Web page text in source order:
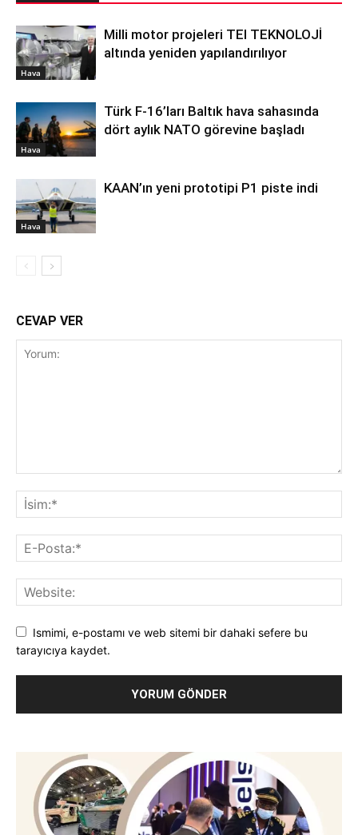
Hava
Milli motor projeleri TEI TEKNOLOJİ
altında yeniden yapılandırılıyor
Hava
Türk F-16’ları Baltık hava sahasında
dört aylık NATO görevine başladı
Hava
KAAN’ın yeni prototipi P1 piste indi
CEVAP VER
Ismimi, e-postamı ve web sitemi bir dahaki sefere bu
tarayıcıya kaydet.